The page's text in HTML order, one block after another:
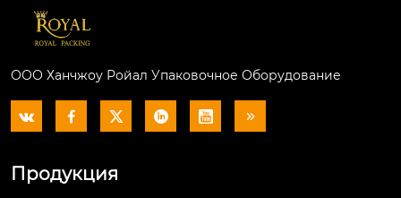
ООО Ханчжоу Ройал Упаковочное Оборудование
     
Продукция